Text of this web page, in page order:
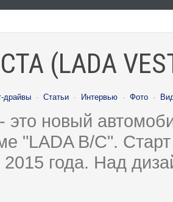
(LADA
драйвы · Статьи · Интервью · Фото ·
это новый
"LADA B/C".
2015 года. Над